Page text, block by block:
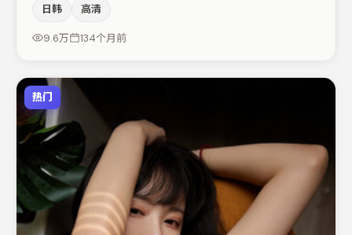
叙事驱动，易烊千玺、雷佳音分别提供反差与喜剧/悬疑调
剂（视场次而定）。节奏紧凑、反转有度，值得列入片单。
日韩 高清
9.6万 134个月前
热门